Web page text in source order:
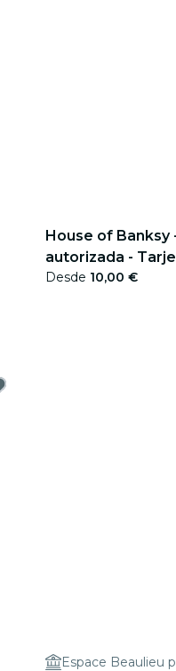
House of Banksy
autorizada -
Desde 10,00 €
Espace Beaulieu